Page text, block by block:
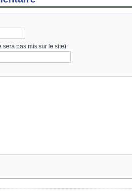
sera pas mis sur le site)